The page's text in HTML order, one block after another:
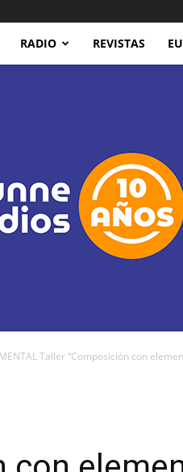
RADIO REVISTAS
Taller “Composición con